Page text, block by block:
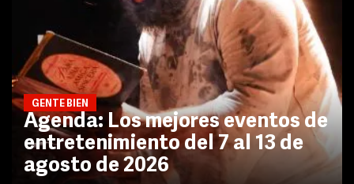
GENTE BIEN
Agenda: Los mejores eventos de
entretenimiento del 7 al 13 de
agosto de 2026